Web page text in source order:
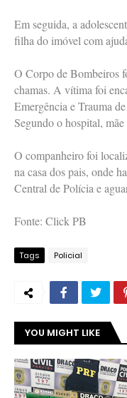
Em seguida, a
filha do imóvel com
O Corpo de Bombeiros
chamas. A vítima foi
Emergência e Trauma
Segundo o hospital,
O companheiro foi
na casa dos pais, onde
Central de Polícia e
Fonte: Click PB
Tags Policial
YOU MIGHT LIKE